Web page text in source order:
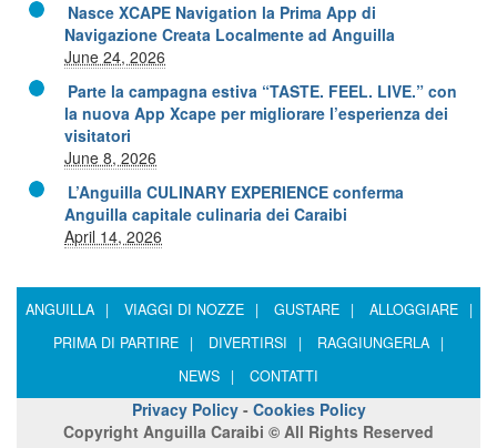
Nasce XCAPE Navigation la Prima App di
Navigazione Creata Localmente ad Anguilla
June 24, 2026
Parte la campagna estiva “TASTE. FEEL. LIVE.” con
la nuova App Xcape per migliorare l’esperienza dei
visitatori
June 8, 2026
L’Anguilla CULINARY EXPERIENCE conferma
Anguilla capitale culinaria dei Caraibi
April 14, 2026
ANGUILLA | VIAGGI DI NOZZE | GUSTARE | ALLOGGIARE
|
PRIMA DI PARTIRE
| DIVERTIRSI | RAGGIUNGERLA
|
NEWS
| CONTATTI
Privacy Policy- Cookies Policy
Copyright Anguilla Caraibi © All Rights Reserved